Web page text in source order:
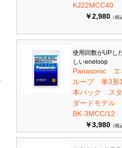
KJ22MCC40
￥2,980 （税
使用回数がUPし
しいeneloop
Panasonic エ
ループ 単3形
本パック ス
ダードモデル
BK-3MCC/12
￥3,980 （税